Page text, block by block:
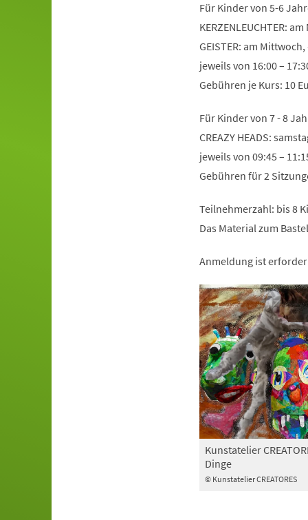
Für Kinder von 5-6
KERZENLEUCHTER:
GEISTER: am
jeweils von 16:00 –
Gebühren je Kurs: 10
Für Kinder von 7 - 8
CREAZY HEADS:
jeweils von 09:45 –
Gebühren für 2
Teilnehmerzahl: bis 8
Das Material zum
Anmeldung ist
© Kunstatelier CREATORES
Kunstatelier
Dinge